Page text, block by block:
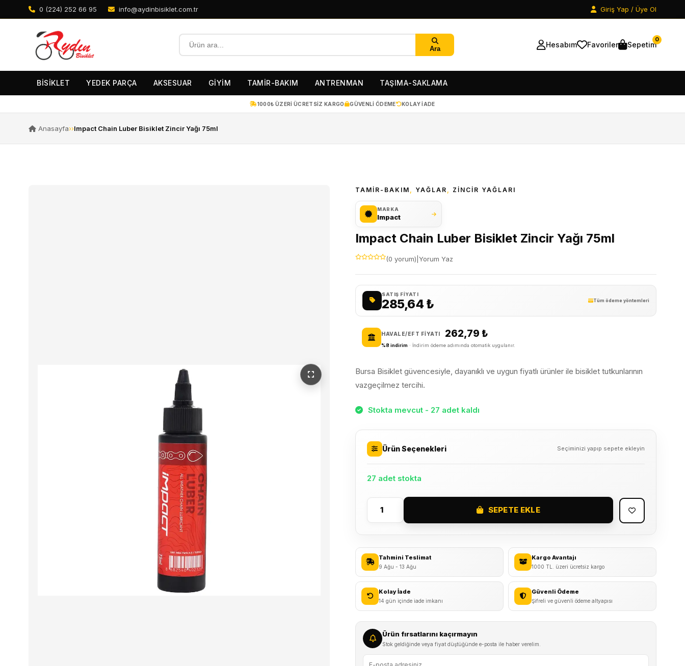
0 (224) 252 66 95 info@aydinbisiklet.com.tr Giriş Yap / Üye Ol
Ara Hesabım Favoriler Sepetim
0
BİSİKLET YEDEK PARÇA AKSESUAR GİYİM TAMİR-BAKIM ANTRENMAN TAŞIMA-SAKLAMA
1000₺ ÜZERI ÜCRETSIZ KARGO GÜVENLI ÖDEME KOLAY IADE
Anasayfa››Impact Chain Luber Bisiklet Zincir Yağı 75ml
TAMİR-BAKIM YAĞLAR ZINCIR YAĞLARI
MARKA
Impact
Impact Chain Luber Bisiklet Zincir Yağı 75ml
(0 yorum) Yorum Yaz
SATIŞ FIYATI
285,64 ₺ Tüm ödeme yöntemleri
HAVALE/EFT FIYATI 262,79 ₺
%8 indirim · İndirim ödeme adımında otomatik uygulanır.
Bursa Bisiklet güvencesiyle, dayanıklı ve uygun fiyatlı ürünler ile bisiklet tutkunlarının
vazgeçilmez tercihi.
Stokta mevcut - 27 adet kaldı
Ürün Seçenekleri Seçiminizi yapıp sepete ekleyin
27 adet stokta
Impact
Bisiklet
Zincir
Yağı
75ml
adet
SEPETE EKLE
Tahmini Teslimat
9 Ağu - 13 Ağu
Kargo Avantajı
1000 TL. üzeri ücretsiz kargo
Kolay İade
14 gün içinde iade imkanı
Güvenli Ödeme
Şifreli ve güvenli ödeme altyapısı
Ürün fırsatlarını kaçırmayın
Stok geldiğinde veya fiyat düştüğünde e-posta ile haber verelim.